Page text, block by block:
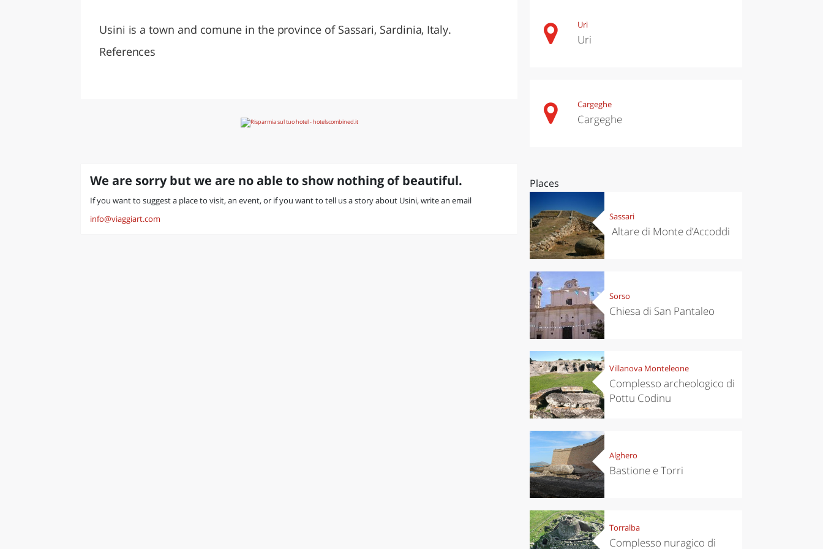
Usini is a town and comune in the province of Sassari, Sardinia, Italy.
References
We are sorry but we are no able to show nothing of beautiful.
If you want to suggest a place to visit, an event, or if you want to tell us a story about Usini, write an email
info@viaggiart.com
Uri
Uri
Cargeghe
Cargeghe
Places
Sassari
Altare di Monte d’Accoddi
Sorso
Chiesa di San Pantaleo
Villanova Monteleone
Complesso archeologico di
Pottu Codinu
Alghero
Bastione e Torri
Torralba
Complesso nuragico di